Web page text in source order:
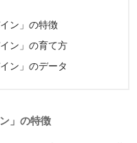
ン」の特徴
ン」の育て方
ン」のデータ
」の特徴